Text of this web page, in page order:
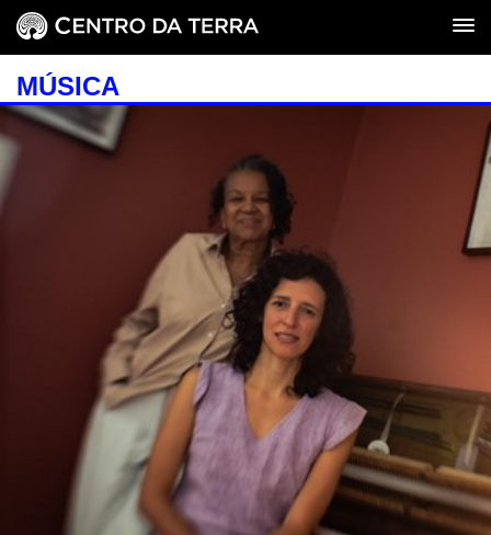
MÚSICA